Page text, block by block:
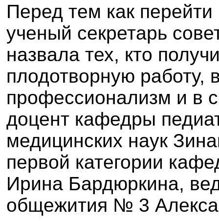
Перед тем как
ученый секретарь
назвала тех, кто
плодотворную работу,
профессионализм и в
доцент кафедры
медицинских наук
первой категории
Ирина Бардюркина,
общежития № 3